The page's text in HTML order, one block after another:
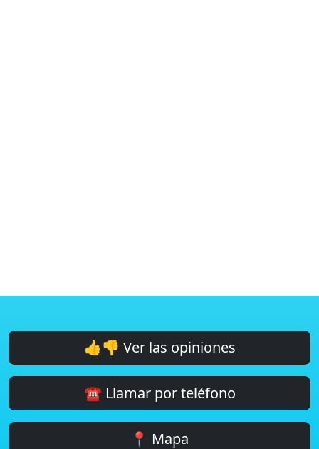
👍👎 Ver las opiniones
☎️ Llamar por teléfono
📍 Mapa